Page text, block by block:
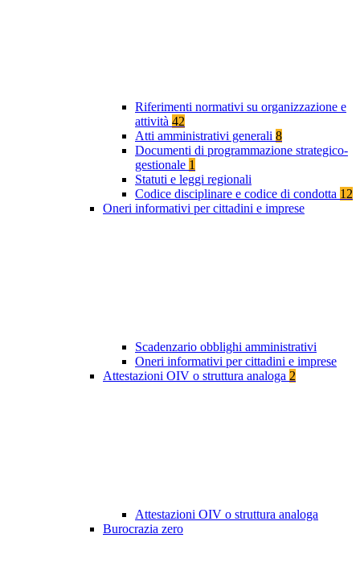
Riferimenti normativi su organizzazione e
attività 42
Atti amministrativi generali 8
Documenti di programmazione strategico-
gestionale 1
Statuti e leggi regionali
Codice disciplinare e codice di condotta 12
Oneri informativi per cittadini e imprese
Scadenzario obblighi amministrativi
Oneri informativi per cittadini e imprese
Attestazioni OIV o struttura analoga 2
Attestazioni OIV o struttura analoga
Burocrazia zero